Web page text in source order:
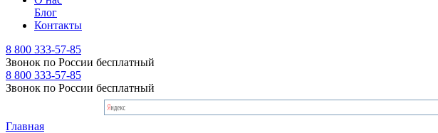
Блог
Контакты
8 800 333-57-85
Звонок по России бесплатный
8 800 333-57-85
Звонок по России бесплатный
Главная